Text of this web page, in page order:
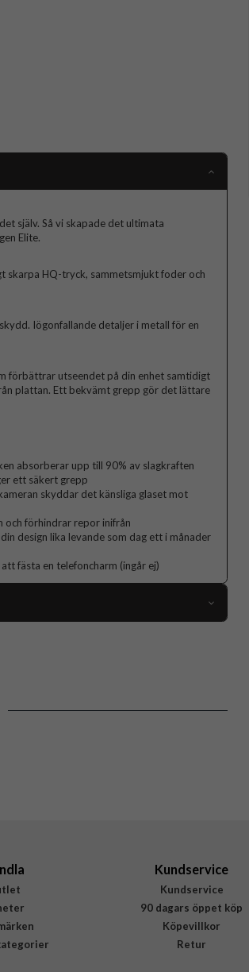
själv. Så vi skapade det ultimata
Elite.
skarpa HQ-tryck, sammetsmjukt foder och
Iögonfallande detaljer i metall för en
förbättrar utseendet på din enhet samtidigt
plattan. Ett bekvämt grepp gör det lättare
absorberar upp till 90% av slagkraften
ett säkert grepp
skyddar det känsliga glaset mot
förhindrar repor inifrån
design lika levande som dag ett i månader
fästa en telefoncharm (ingår ej)
Stöttålig
Kundservice
Kundservice
90 dagars öppet köp
Köpevillkor
Retur